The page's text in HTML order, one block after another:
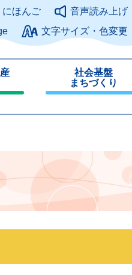
ページの本文へ
にほんご
音声読み上げ
文字サイズ・色変更
社会基盤
まちづくり
じ